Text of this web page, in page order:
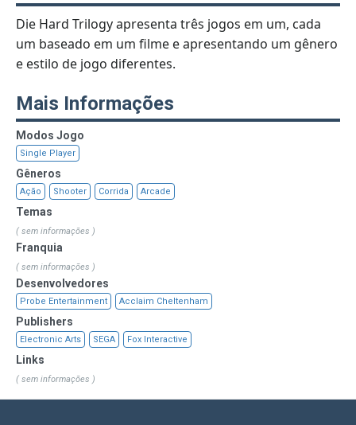
Die Hard Trilogy apresenta três jogos em um, cada
um baseado em um filme e apresentando um gênero
e estilo de jogo diferentes.
Mais Informações
Modos Jogo
Single Player
Gêneros
Ação Shooter Corrida Arcade
Temas
( sem informações )
Franquia
( sem informações )
Desenvolvedores
Probe Entertainment Acclaim Cheltenham
Publishers
Electronic Arts SEGA Fox Interactive
Links
( sem informações )